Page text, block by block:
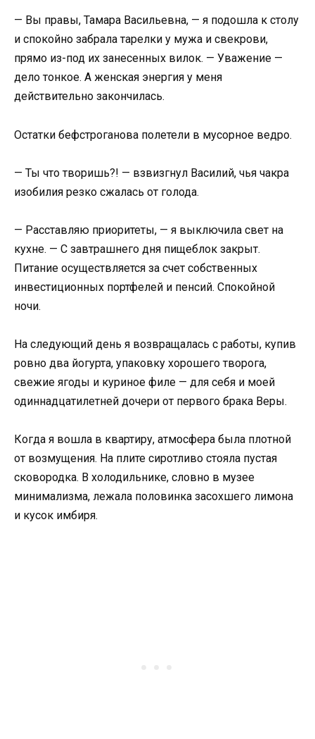
— Вы правы, Тамара Васильевна, — я подошла к столу
и спокойно забрала тарелки у мужа и свекрови,
прямо из-под их занесенных вилок. — Уважение —
дело тонкое. А женская энергия у меня
действительно закончилась.
Остатки бефстроганова полетели в мусорное ведро.
— Ты что творишь?! — взвизгнул Василий, чья чакра
изобилия резко сжалась от голода.
— Расставляю приоритеты, — я выключила свет на
кухне. — С завтрашнего дня пищеблок закрыт.
Питание осуществляется за счет собственных
инвестиционных портфелей и пенсий. Спокойной
ночи.
На следующий день я возвращалась с работы, купив
ровно два йогурта, упаковку хорошего творога,
свежие ягоды и куриное филе — для себя и моей
одиннадцатилетней дочери от первого брака Веры.
Когда я вошла в квартиру, атмосфера была плотной
от возмущения. На плите сиротливо стояла пустая
сковородка. В холодильнике, словно в музее
минимализма, лежала половинка засохшего лимона
и кусок имбиря.